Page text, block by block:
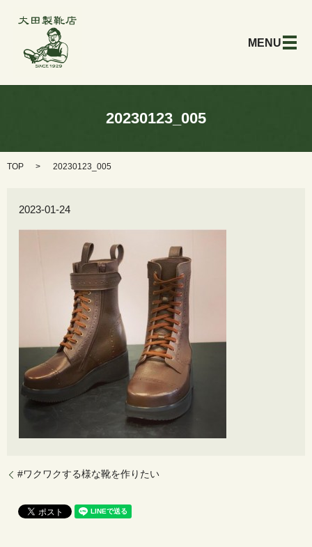
メ
20230123_005
TOP 20230123_005
2023-01-24
#ワクワクする様な靴を作りたい